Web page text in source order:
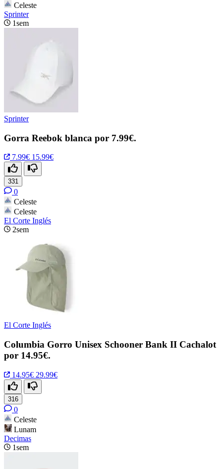
Celeste
Sprinter
1sem
Sprinter
Gorra Reebok blanca por 7.99€.
7.99€ 15.99€
331
0
Celeste
Celeste
El Corte Inglés
2sem
El Corte Inglés
Columbia Gorro Unisex Schooner Bank II Cachalot
por 14.95€.
14.95€ 29.99€
316
0
Celeste
Lunam
Decimas
1sem